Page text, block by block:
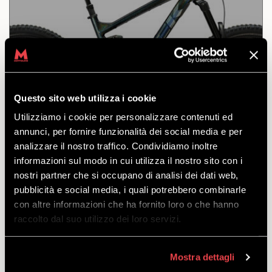
Questo sito web utilizza i cookie
Utilizziamo i cookie per personalizzare contenuti ed
annunci, per fornire funzionalità dei social media e per
analizzare il nostro traffico. Condividiamo inoltre
informazioni sul modo in cui utilizza il nostro sito con i
nostri partner che si occupano di analisi dei dati web,
pubblicità e social media, i quali potrebbero combinarle
con altre informazioni che ha fornito loro o che hanno
raccolto dal suo utilizzo dei loro servizi.
Mostra dettagli
MTB ENDURO TREK REMEDY 8
ODKRYĆ
Doskonały rower górski na pierwsze wypady
wyposażony w te same komponenty, co modele z
wyższej półki. Dostępny w rozmiarach M-L-XL.
odejść
z€81.00